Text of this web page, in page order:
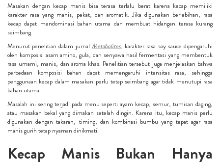
Masakan dengan kecap manis bisa terasa terlalu berat karena kecap memiliki
karakter rasa yang manis, pekat, dan aromatik. Jika digunakan berlebihan, rasa
kecap dapat mendominasi bahan utama dan membuat hidangan terasa kurang
seimbang.
Menurut penelitian dalam jurnal Metabolites, karakter rasa soy sauce dipengaruhi
oleh komposisi asam amino, gula, dan senyawa hasil fermentasi yang membentuk
rasa umami, manis, dan aroma khas. Penelitian tersebut juga menjelaskan bahwa
perbedaan komposisi bahan dapat memengaruhi intensitas rasa, sehingga
penggunaan kecap dalam masakan perlu tetap seimbang agar tidak menutupi rasa
bahan utama.
Masalah ini sering terjadi pada menu seperti ayam kecap, semur, tumisan daging,
atau masakan bekal yang dimakan setelah dingin. Karena itu, kecap manis perlu
digunakan dengan takaran, timing, dan kombinasi bumbu yang tepat agar rasa
manis gurih tetap nyaman dinikmati.
Kecap Manis Bukan Hanya